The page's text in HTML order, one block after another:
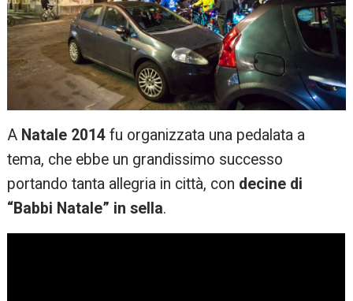
A Natale 2014 fu organizzata una pedalata a
tema, che ebbe un grandissimo successo
portando tanta allegria in città, con decine di
“Babbi Natale” in sella.